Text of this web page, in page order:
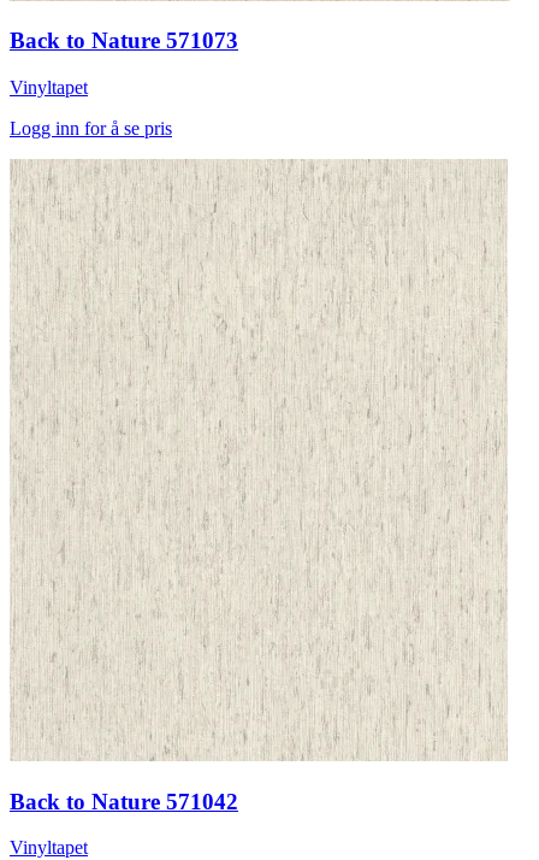
Back to Nature 571073
Vinyltapet
Logg inn for å se pris
Back to Nature 571042
Vinyltapet